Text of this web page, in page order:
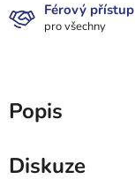
Férový přístup
pro všechny
Popis
Diskuze